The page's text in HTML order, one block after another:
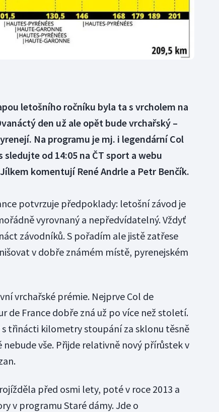
letošního ročníku byla ta s vrcholem na
den už ale opět bude vrchařský –
Na programu je mj. i legendární Col
od 14:05 na ČT sport a webu
komentují René Andrle a Petr Benčík.
potvrzuje předpoklady: letošní závod je
vyrovnaný a nepředvídatelný. Vždyť
závodníků. S pořadím ale jistě zatřese
v dobře známém místě, pyrenejském
vrchařské prémie. Nejprve Col de
de France dobře zná už po více než století.
třinácti kilometry stoupání za sklonu těsně
vše. Přijde relativně nový přírůstek v
před osmi lety, poté v roce 2013 a
v programu Staré dámy. Jde o